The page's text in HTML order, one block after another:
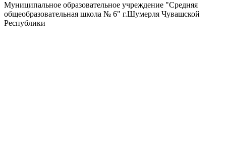
Муниципальное образовательное учреждение "Средняя
общеобразовательная школа № 6" г.Шумерля Чувашской
Республики